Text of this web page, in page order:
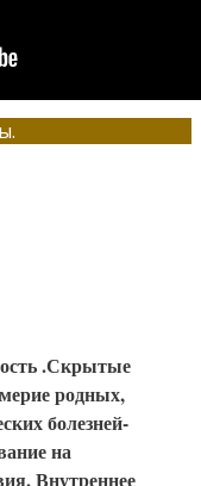
.Скрытые
родных,
болезней-
на
Внутреннее